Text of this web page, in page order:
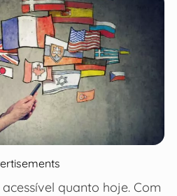
quanto hoje. Com